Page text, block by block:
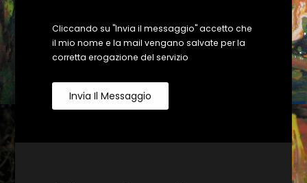
Cliccando su "Invia il messaggio" accetto che
il mio nome e la mail vengano salvate per la
corretta erogazione del servizio
Invia Il Messaggio